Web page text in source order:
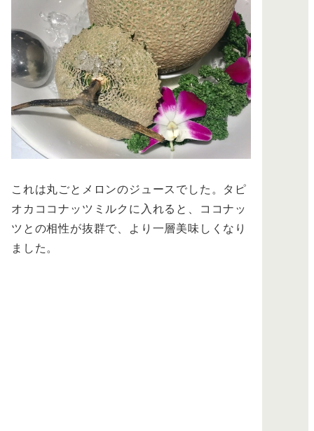
これは丸ごとメロンのジュースでした。タピ
オカココナッツミルクに入れると、ココナッ
ツとの相性が抜群で、より一層美味しくなり
ました。